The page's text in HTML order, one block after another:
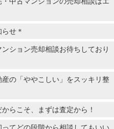
せ＊
ション売却相談お待ちしており
産の「ややこしい」をスッキリ整
らこそ、まずは査定から！
ってどの段階から相談してもいい